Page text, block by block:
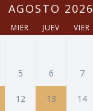
AGOSTO 2026
MIÉR JUEV VIER
5 6 7
12 13 14